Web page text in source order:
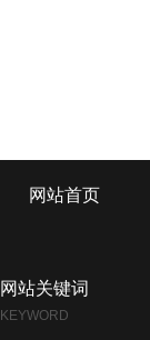
网站首页
网站关键词
KEYWORD